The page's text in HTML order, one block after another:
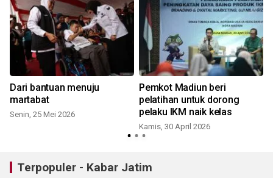
Dari bantuan menuju
martabat
Senin, 25 Mei 2026
Pemkot Madiun beri
pelatihan untuk dorong
pelaku IKM naik kelas
Kamis, 30 April 2026
Terpopuler - Kabar Jatim